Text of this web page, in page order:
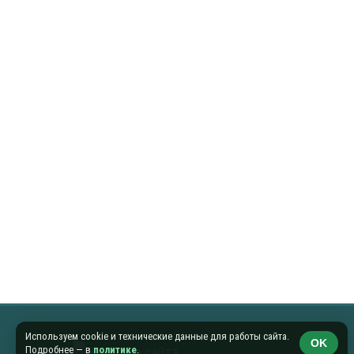
Используем cookie и технические данные для работы сайта.
Подробнее — в политике.
OK